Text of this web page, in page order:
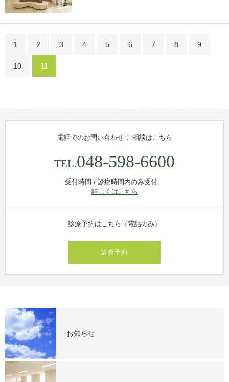
1 2 3 4 5 6 7 8 9
10 11
電話でのお問い合わせご相談はこちら
TEL.048-598-6600
受付時間 / 診療時間内のみ受付。
詳しくはこちら
診療予約はこちら（電話のみ）
診療予約
お知らせ